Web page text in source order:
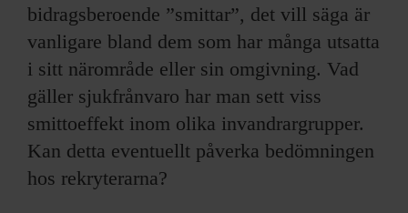
bidragsberoende ”smittar”, det vill säga är
vanligare bland dem som har många utsatta
i sitt närområde eller sin omgivning. Vad
gäller sjuk­frånvaro har man sett viss
smittoeffekt inom olika invandrargrupper.
Kan detta eventuellt påverka bedömningen
hos rekryterarna?